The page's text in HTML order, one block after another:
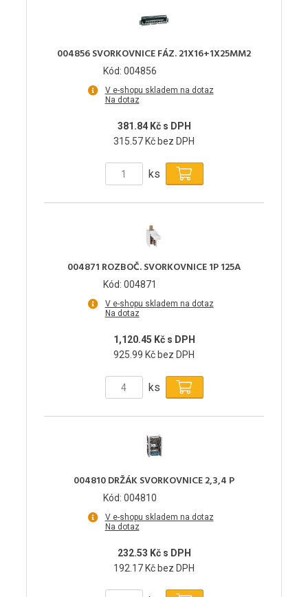
004856 SVORKOVNICE FÁZ. 21X16+1X25MM2
Kód: 004856
V e-shopu skladem na dotaz
Na dotaz
381.84 Kč s DPH
315.57 Kč bez DPH
ks
004871 ROZBOČ. SVORKOVNICE 1P 125A
Kód: 004871
V e-shopu skladem na dotaz
Na dotaz
1,120.45 Kč s DPH
925.99 Kč bez DPH
ks
004810 DRŽÁK SVORKOVNICE 2,3,4 P
Kód: 004810
V e-shopu skladem na dotaz
Na dotaz
232.53 Kč s DPH
192.17 Kč bez DPH